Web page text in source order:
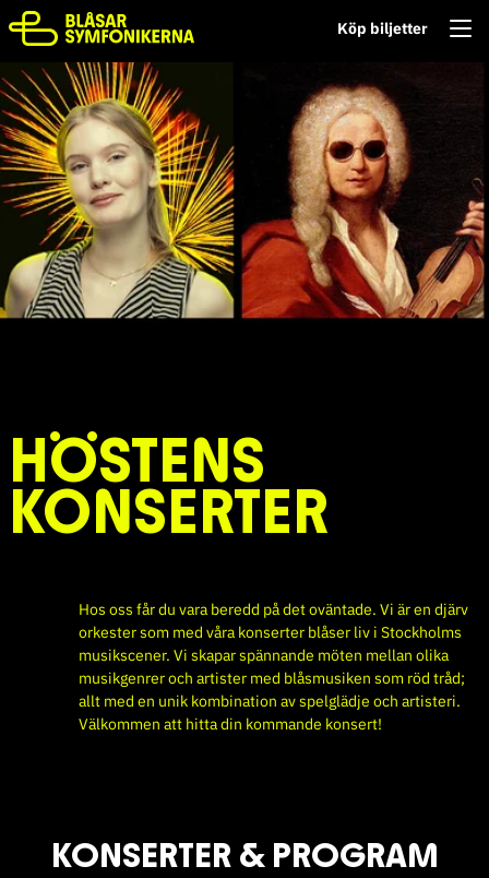
Köp biljetter
HÖSTENS
KONSERTER
Hos oss får du vara beredd på det oväntade. Vi är en djärv
orkester som med våra konserter blåser liv i Stockholms
musikscener. Vi skapar spännande möten mellan olika
musikgenrer och artister med blåsmusiken som röd tråd;
allt med en unik kombination av spelglädje och artisteri.
Välkommen att hitta din kommande konsert!
KONSERTER & PROGRAM